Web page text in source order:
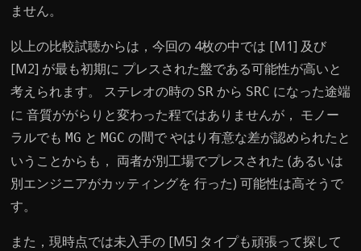
ません。
以上の比較試聴からは，今回の 4枚の中では [M1] 及び
[M2] が最も初期に プレスされた盤である可能性が高いと
考えられます。 ステレオの時の SR から SRC になった途端
に 音質ががらりと変わった程ではありませんが， モノー
ラルでも MG と MGC の間で やはり有意な差が認められたと
いうことからも， 両者が別工場でプレスされた (あるいは
別エンジニアがカッティングを 行った) 可能性は高そうで
す。
また，現時点では未入手の [M5] タイプも頑張って探して